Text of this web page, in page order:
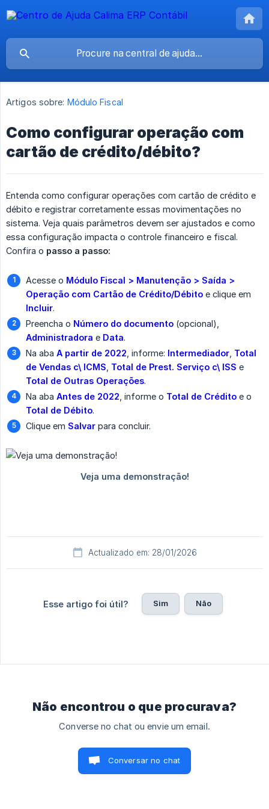
Artigos sobre: Módulo Fiscal
Como configurar operação com
cartão de crédito/débito?
Entenda como configurar operações com cartão de crédito e
débito e registrar corretamente essas movimentações no
sistema. Veja quais parâmetros devem ser ajustados e como
essa configuração impacta o controle financeiro e fiscal.
Confira o passo a passo:
Acesse o Módulo Fiscal > Manutenção > Saída >
Operação com Cartão de Crédito/Débito e clique em
Incluir.
Preencha o Número do documento (opcional),
Administradora e Data.
Na aba A partir de 2022 , informe: Intermediador Total
de Vendas c\ ICMS Total de Prest. Serviço c\ ISS e
Total de Outras Operações.
Na aba Antes de 2022 , informe o Total de Crédito e o
Total de Débito.
Clique em Salvar para concluir.
Actualizado em: 28/01/2026
Esse artigo foi útil? Sim Não
Não encontrou o que procurava?
Converse no chat ou envie um email.
Conversar no chat